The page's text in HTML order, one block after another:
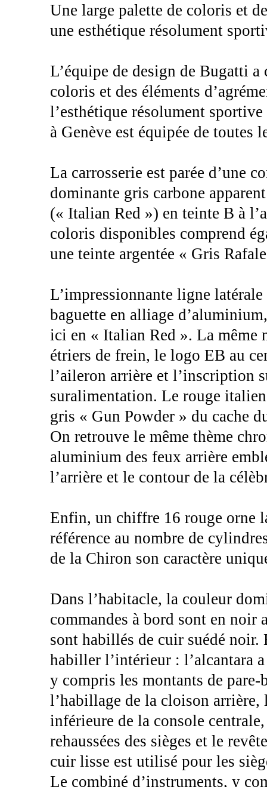
Une large palette de coloris et
une esthétique résolument
L’équipe de design de Bugatti
coloris et des éléments
l’esthétique résolument
à Genève est équipée de toutes
La carrosserie est parée d’une
dominante gris carbone
(« Italian Red ») en teinte B à
coloris disponibles comprend
une teinte argentée « Gris
L’impressionnante ligne
baguette en alliage
ici en « Italian Red ». La même
étriers de frein, le logo EB au
l’aileron arrière et l’inscription
suralimentation. Le rouge
gris « Gun Powder » du cache
On retrouve le même thème
aluminium des feux arrière
l’arrière et le contour de la
Enfin, un chiffre 16 rouge orne
référence au nombre de
de la Chiron son caractère
Dans l’habitacle, la couleur
commandes à bord sont en
sont habillés de cuir suédé
habiller l’intérieur : l’alcantara
y compris les montants de
l’habillage de la cloison arrière,
inférieure de la console
rehaussées des sièges et le
cuir lisse est utilisé pour les
Le combiné d’instruments, y